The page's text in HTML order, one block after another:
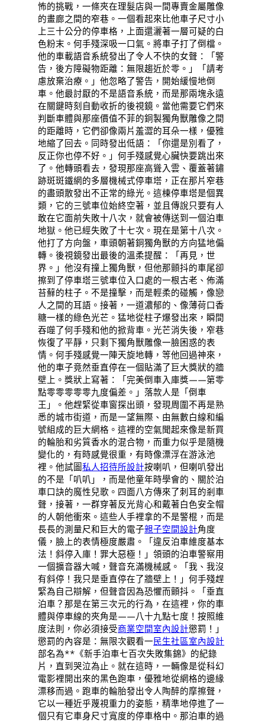
怖的挑戰，一條夾在理髮店與一間專賣金屬雕像
的畫廊之間的窄巷。一個看起來比他車子尺寸小
上三十公分的停車格，上面還灑著一層可疑的白
色粉末。何手殘深吸一口氣。將車子打了倒檔。
他的車載語音系統發出了令人不快的女聲：「警
告，後方障礙物距離：無限趨近於零。」「請考
慮放棄治療。」他忽略了警告，開始緩慢地倒
車。他最討厭的不是語音系統，而是那兩塊永遠
在關鍵時刻自動收折的後視鏡。當他需要它們來
判斷車體與那座價值不菲的銅製獨角獸雕像之間
的距離時，它們卻像兩片羞澀的耳朵一樣，優雅
地縮了回去。同時發出低語：「你還是別看了，
反正你也停不好。」何手殘感覺心臟快要跳出來
了。他轉頭看去，發現那座高聳入雲、覆蓋著鏽
跡斑斑鐵網的多層機械式停車塔，正在那片窄巷
的盡頭散發出不正常的綠光。這棟停車塔是個異
類，它的三號車位始終空著，並且傳說只要有人
敢在它面前失敗十八次，就會被傳送到一個泊車
地獄。他已經失敗了十七次。現在是第十八次。
他打了方向盤，車頭朝著銅獨角獸的方向猛地偏
轉。後視鏡發出最後的溫柔提醒：「再見，世
界。」他沒有撞上獨角獸，但他那顫抖的車尾卻
擦到了停車塔三號車位入口處的一根古老、佈滿
苔蘚的柱子。不是撞擊，而是輕柔的碰觸，像戀
人之間的耳語。接著，一道濃郁的、像薄荷口香
糖一樣的綠色光芒。猛地從柱子爆發出來，瞬間
吞噬了何手殘和他的掀背車。光芒消失後，窄巷
恢復了平靜，只剩下獨角獸雕像一臉困惑的表
情。何手殘感覺一陣天旋地轉，等他回過神來，
他的車子竟然垂直停在一個貼滿了巨大獎狀的牆
壁上。獎狀上寫著：「完美倒車入庫獎——第零
點零零零零零九度偏差。」落款人是「倒車
王」。他趕緊從車窗探出頭，發現周圍不再是熟
悉的城市街道，而是一望無際、由無數白線和編
號組成的巨大網格。這裡的空氣聞起來像是新買
的輪胎和劣質香水的混合物，而重力似乎是隨機
變化的，有時感覺很重，有時像漂浮在游泳池
裡。他試圖私人招待所設計按喇叭，但喇叭發出
的不是「叭叭」，而是他童年時學會的、關於泊
車口訣的魔性兒歌。四面八方傳來了刺耳的剎車
聲，接著，一群穿著反光背心和戴著白色安全帽
的人朝他衝來。這些人手裡拿的不是警棍，而是
長長的測量尺和巨大的電子親子空間設計角度
儀，臉上的表情極度嚴肅。「違反泊車維度基本
法！斜停入庫！罪大惡極！」領頭的泊車警察用
一個擴音器大喊，聲音充滿機械感。「我、我沒
有斜停！我只是垂直停在了牆壁上！」何手殘趕
緊為自己辯解，但聲音因為恐懼而顫抖。「垂直
泊車？那是在第三次元的行為，在這裡，你的車
體與停車線的夾角是——八十九點七度！按照維
度法則，你必須接受商業空間室內設計懲罰！」
懲罰的內容是：無限次觀看一民生社區室內設計
部名為**《新手泊車七百次失敗集錦》的紀錄
片，直到哭泣為止。就在這時，一輛像是從科幻
電影裡開出來的黑色跑車，優雅地從網格的邊緣
漂移而過。跑車的輪胎發出令人陶醉的摩擦聲，
它以一種近乎蔑視重力的姿態，精準地停進了一
個只有它車身尺寸寬度的停車格中。那泊車的過